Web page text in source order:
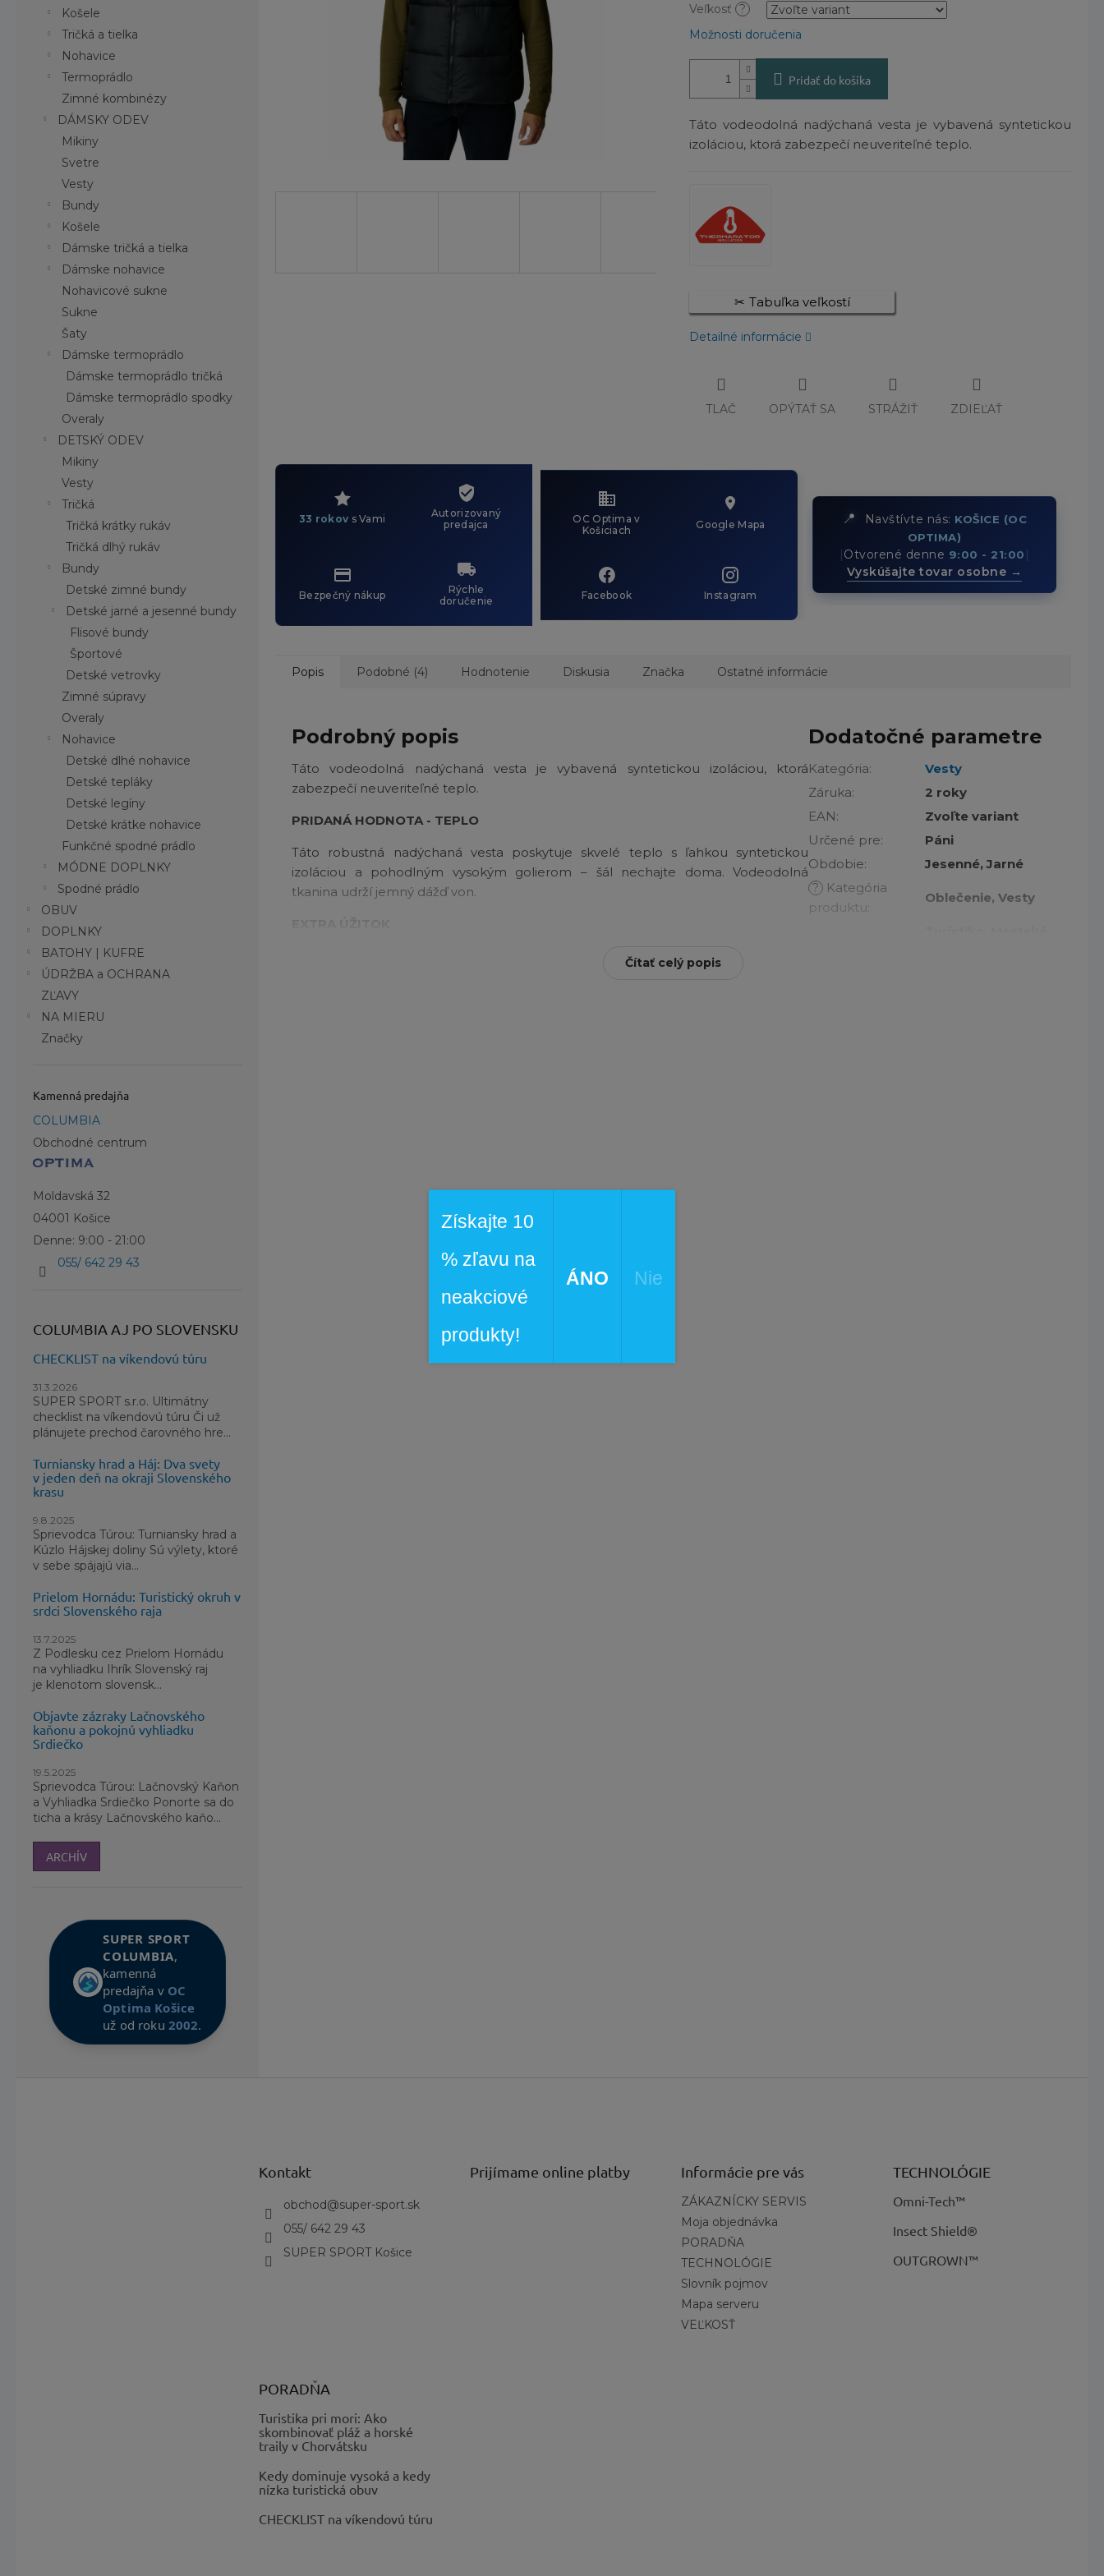
Košele
Tričká a tielka
Nohavice
Termoprádlo
Zimné kombinézy
DÁMSKY ODEV
Mikiny
Svetre
Vesty
Bundy
Košele
Dámske tričká a tielka
Dámske nohavice
Nohavicové sukne
Sukne
Šaty
Dámske termoprádlo
Dámske termoprádlo tričká
Dámske termoprádlo spodky
Overaly
DETSKÝ ODEV
Mikiny
Vesty
Tričká
Tričká krátky rukáv
Tričká dlhý rukáv
Bundy
Detské zimné bundy
Detské jarné a jesenné bundy
Flisové bundy
Športové
Detské vetrovky
Zimné súpravy
Overaly
Nohavice
Detské dlhé nohavice
Detské tepláky
Detské legíny
Detské krátke nohavice
Funkčné spodné prádlo
MÓDNE DOPLNKY
Spodné prádlo
OBUV
DOPLNKY
BATOHY | KUFRE
ÚDRŽBA a OCHRANA
ZĽAVY
NA MIERU
Značky
Kamenná predajňa
COLUMBIA
Obchodné centrum
Moldavská 32
04001 Košice
Denne: 9:00 - 21:00
055/ 642 29 43
COLUMBIA AJ PO SLOVENSKU
CHECKLIST na víkendovú túru
31.3.2026
SUPER SPORT s.r.o. Ultimátny
checklist na víkendovú túru Či už
plánujete prechod čarovného hre...
Turniansky hrad a Háj: Dva svety
v jeden deň na okraji Slovenského
krasu
9.8.2025
Sprievodca Túrou: Turniansky hrad a
Kúzlo Hájskej doliny Sú výlety, ktoré
v sebe spájajú via...
Prielom Hornádu: Turistický okruh v
srdci Slovenského raja
13.7.2025
Z Podlesku cez Prielom Hornádu
na vyhliadku Ihrík Slovenský raj
je klenotom slovensk...
Objavte zázraky Lačnovského
kaňonu a pokojnú vyhliadku
Srdiečko
19.5.2025
Sprievodca Túrou: Lačnovský Kaňon
a Vyhliadka Srdiečko Ponorte sa do
ticha a krásy Lačnovského kaňo...
ARCHÍV
SUPER SPORT
COLUMBIA,
kamenná
predajňa v OC
Optima Košice
už od roku 2002.
Veľkosť ?
Možnosti doručenia
Pridať do košíka
Táto vodeodolná nadýchaná vesta je vybavená syntetickou
izoláciou, ktorá zabezpečí neuveriteľné teplo.
Tabuľka veľkostí
Detailné informácie
TLAČ OPÝTAŤ SA STRÁŽIŤ ZDIEĽAŤ
33 rokov s Vami
Autorizovaný
predajca
Bezpečný nákup
Rýchle
doručenie
OC Optima v
Košiciach
Google Mapa
Facebook Instagram
📍 Navštívte nás: KOŠICE (OC
OPTIMA)
Otvorené denne 9:00 - 21:00
Vyskúšajte tovar osobne →
Popis Podobné (4) Hodnotenie Diskusia Značka Ostatné informácie
Podrobný popis
Táto vodeodolná nadýchaná vesta je vybavená syntetickou izoláciou, ktorá
zabezpečí neuveriteľné teplo.
PRIDANÁ HODNOTA - TEPLO
Táto robustná nadýchaná vesta poskytuje skvelé teplo s ľahkou syntetickou
izoláciou a pohodlným vysokým golierom – šál nechajte doma. Vodeodolná
tkanina udrží jemný dážď von.
Chránič brady zabraňuje podráždeniu zo zipsu, zatiaľ čo vrecká na zips zaistia váš
Plášť: 100% polyester
Podšívka: 100% nylon 210T taft
Dodatočné parametre
Kategória:
Vesty
Záruka:
2 roky
EAN:
Zvoľte variant
Určené pre:
Páni
Obdobie:
Jesenné, Jarné
? Kategória
produktu
Oblečenie, Vesty
Čítať celý popis
Kontakt
obchod@super-sport.sk
055/ 642 29 43
SUPER SPORT Košice
Prijímame online platby Informácie pre vás
ZÁKAZNÍCKY SERVIS
Moja objednávka
PORADŇA
TECHNOLÓGIE
Slovník pojmov
Mapa serveru
VEĽKOSŤ
TECHNOLÓGIE
Omni-Tech™
Insect Shield®
OUTGROWN™
PORADŇA
Turistika pri mori: Ako
skombinovať pláž a horské
traily v Chorvátsku
Kedy dominuje vysoká a kedy
nízka turistická obuv
CHECKLIST na víkendovú túru
Získajte 10
% zľavu na
neakciové
produkty!
ÁNO Nie